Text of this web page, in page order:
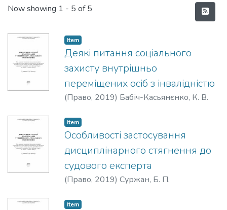
Recent Submissions
Now showing 1 - 5 of 5
Item
Деякі питання соціального
захисту внутрішньо
переміщених осіб з інвалідністю
(Право, 2019) Бабіч-Касьянєнко, К. В.
Item
Особливості застосування
дисциплінарного стягнення до
судового експерта
(Право, 2019) Суржан, Б. П.
Item